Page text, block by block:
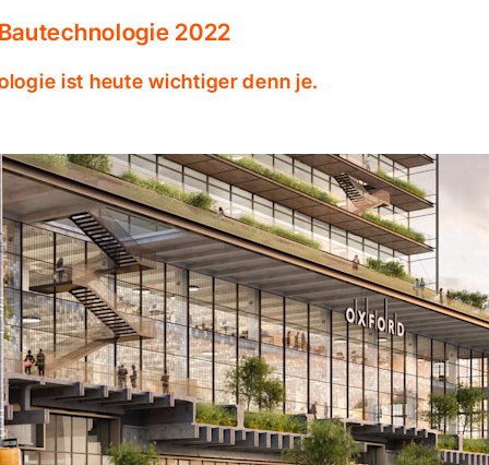
2022
ist heute wichtiger denn je.